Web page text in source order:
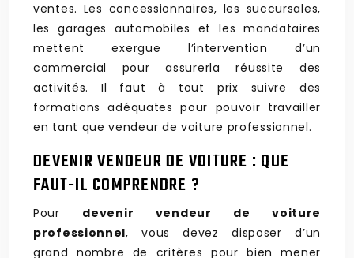
ventes. Les concessionnaires, les succursales,
les garages automobiles et les mandataires
mettent exergue l’intervention d’un
commercial pour assurerla réussite des
activités. Il faut à tout prix suivre des
formations adéquates pour pouvoir travailler
en tant que vendeur de voiture professionnel.
DEVENIR VENDEUR DE VOITURE : QUE
FAUT-IL COMPRENDRE ?
Pour devenir vendeur de voiture
professionnel, vous devez disposer d’un
grand nombre de critères pour bien mener